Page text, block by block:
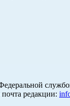
редакции: